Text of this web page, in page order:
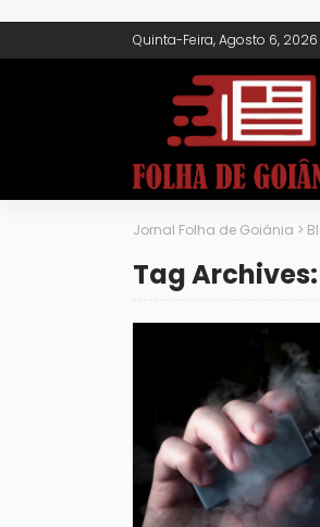
Quinta-Feira, Agosto 6, 2026
Jornal Folha de Goiânia >
Tag